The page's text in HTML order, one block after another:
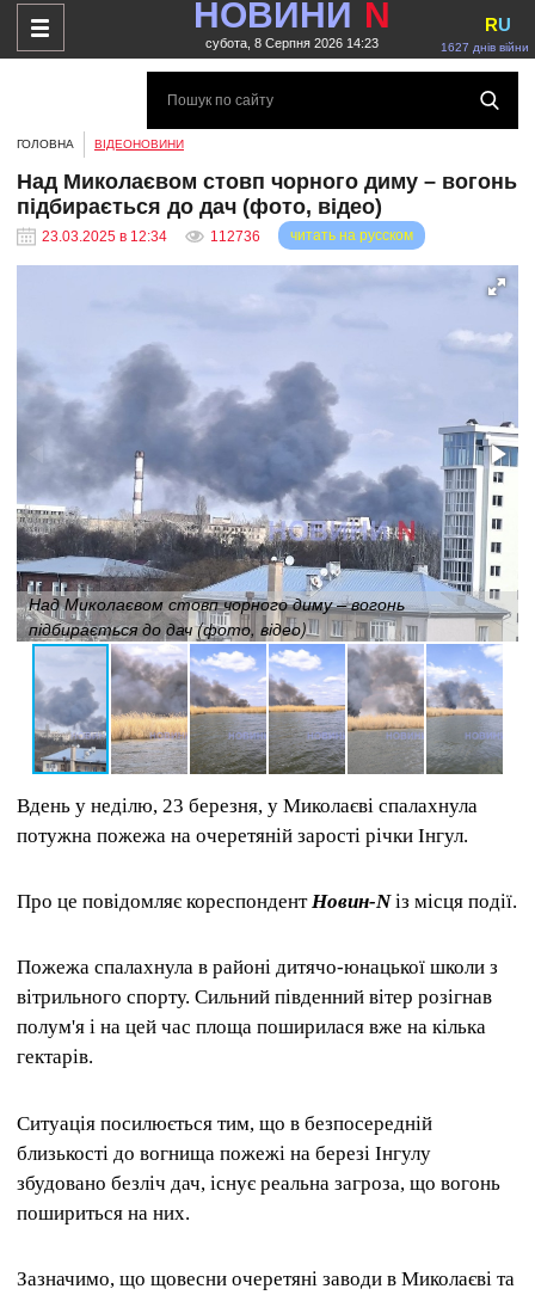
НОВИНИ N
субота, 8 Серпня 2026 14:23 1627 днів війни
RU
ГОЛОВНА ВІДЕОНОВИНИ
Над Миколаєвом стовп чорного диму – вогонь
підбирається до дач (фото, відео)
23.03.2025 в 12:34 112736 читать на русском
Над Миколаєвом стовп чорного диму – вогонь
підбирається до дач (фото, відео)
Вдень у неділю, 23 березня, у Миколаєві спалахнула
потужна пожежа на очеретяній зарості річки Інгул.
Про це повідомляє кореспондентНовин-Nіз місця події.
Пожежа спалахнула в районі дитячо-юнацької школи з
вітрильного спорту. Сильний південний вітер розігнав
полум'я і на цей час площа поширилася вже на кілька
гектарів.
Ситуація посилюється тим, що в безпосередній
близькості до вогнища пожежі на березі Інгулу
збудовано безліч дач, існує реальна загроза, що вогонь
пошириться на них.
Зазначимо, що щовесни очеретяні заводи в Миколаєві та